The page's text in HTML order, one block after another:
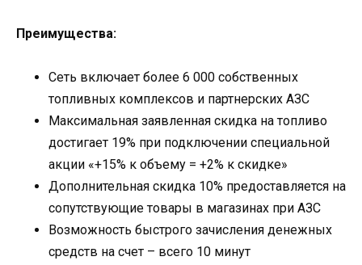
Преимущества:
Сеть включает более 6 000 собственных
топливных комплексов и партнерских АЗС
Максимальная заявленная скидка на топливо
достигает 19% при подключении специальной
акции «+15% к объему = +2% к скидке»
Дополнительная скидка 10% предоставляется на
сопутствующие товары в магазинах при АЗС
Возможность быстрого зачисления денежных
средств на счет – всего 10 минут